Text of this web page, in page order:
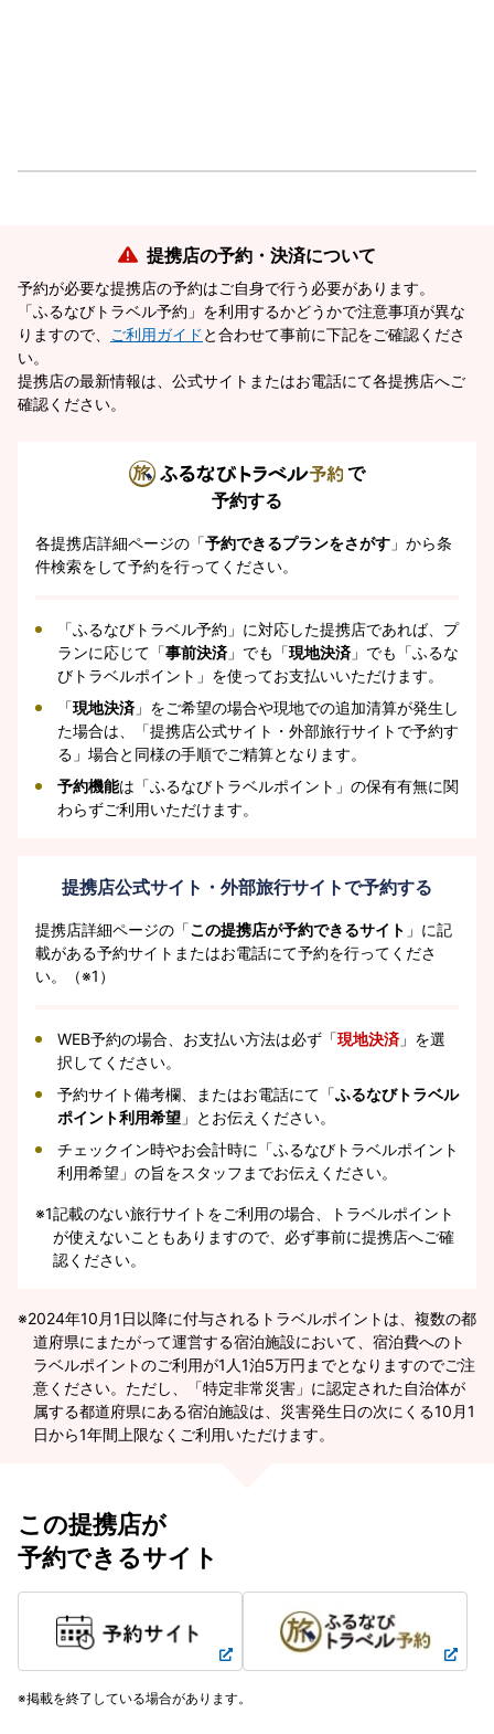
提携店の予約・決済について
予約が必要な提携店の予約はご自身で行う必要があります。
「ふるなびトラベル予約」を利用するかどうかで注意事項が異な
りますので、
ご利用ガイド と合わせて事前に下記をご確認くださ
い。
提携店の最新情報は、公式サイトまたはお電話にて各提携店へご
確認ください。
で
予約する
各提携店詳細ページの「予約できるプランをさがす 」から条
件検索をして予約を行ってください。
「ふるなびトラベル予約」に対応した提携店であれば、プ
ランに応じて「事前決済 」でも「現地決済 」でも「ふるな
びトラベルポイント」を使ってお支払いいただけます。
「現地決済 」をご希望の場合や現地での追加清算が発生し
た場合は、「提携店公式サイト・外部旅行サイトで予約す
る」場合と同様の手順でご精算となります。
予約機能は「ふるなびトラベルポイント」の保有有無に関
わらずご利用いただけます。
提携店公式サイト・外部旅行サイトで予約する
提携店詳細ページの「この提携店が予約できるサイト 」に記
載がある予約サイトまたはお電話にて予約を行ってくださ
い。（※1）
WEB予約の場合、お支払い方法は必ず「現地決済 」を選
択してください。
予約サイト備考欄、またはお電話にて「ふるなびトラベル
ポイント利用希望 」とお伝えください。
チェックイン時やお会計時に「ふるなびトラベルポイント
利用希望」の旨をスタッフまでお伝えください。
※1記載のない旅行サイトをご利用の場合、トラベルポイント
が使えないこともありますので、必ず事前に提携店へご確
認ください。
2024年10月1日以降に付与されるトラベルポイントは、複数の都
道府県にまたがって運営する宿泊施設において、宿泊費へのト
ラベルポイントのご利用が1人1泊5万円までとなりますのでご注
意ください。ただし、「特定非常災害」に認定された自治体が
属する都道府県にある宿泊施設は、災害発生日の次にくる10月1
日から1年間上限なくご利用いただけます。
この提携店が
予約できるサイト
掲載を終了している場合があります。